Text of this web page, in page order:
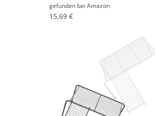
gefunden bei Amazon
15,69 €